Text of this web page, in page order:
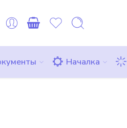
любого другого банка или
Началка